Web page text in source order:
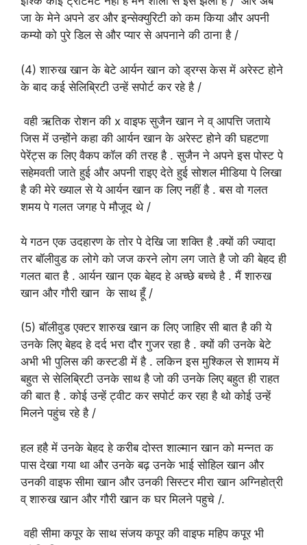
जा के मेने अपने डर और इन्सेक्युरिटी को कम किया और अपनी
कम्यो को पुरे डिल से और प्यार से अपनाने की ठाना है /
(4) शारुख खान के बेटे आर्यन खान को ड्रग्स केस में अरेस्ट होने
के बाद कई सेलिब्रिटी उन्हें सपोर्ट कर रहे है /
वही ऋतिक रोशन की x वाइफ सुजैन खान ने व् आपत्ति जताये
जिस में उन्होंने कहा की आर्यन खान के अरेस्ट होने की घहटणा
पेरेंट्स क लिए वैकप कॉल की तरह है . सुजैन ने अपने इस पोस्ट पे
सहेमवती जाते हुई और अपनी राइए देते हुई सोशल मीडिया पे लिखा
है की मेरे ख्याल से ये आर्यन खान क लिए नहीं है . बस वो गलत
शमय पे गलत जगह पे मौजूद थे /
ये गठन एक उदहारण के तोर पे देखि जा शक्ति है .क्यों की ज्यादा
तर बॉलीवुड क लोगे को जज करने लोग लग जाते है जो की बेहद ही
गलत बात है . आर्यन खान एक बेहद हे अच्छे बच्चे है . मैं शारुख
खान और गौरी खान के साथ हूँ /
(5) बॉलीवुड एक्टर शारुख खान क लिए जाहिर सी बात है की ये
उनके लिए बेहद हे दर्द भरा दौर गुजर रहा है . क्यों की उनके बेटे
अभी भी पुलिस की कस्टडी में है . लकिन इस मुश्किल से शामय में
बहुत से सेलिब्रिटी उनके साथ है जो की उनके लिए बहुत ही राहत
की बात है . कोई उन्हें ट्वीट कर सपोर्ट कर रहा है थो कोई उन्हें
मिलने पहुंच रहे है /
हल हहै में उनके बेहद हे करीब दोस्त शाल्मान खान को मन्नत क
पास देखा गया था और उनके बढ़ उनके भाई सोहिल खान और
उनकी वाइफ सीमा खान और उनकी सिस्टर मीरा खान अग्निहोत्री
व् शारुख खान और गौरी खान क घर मिलने पहुचे /.
वही सीमा कपूर के साथ संजय कपूर की वाइफ महिप कपूर भी